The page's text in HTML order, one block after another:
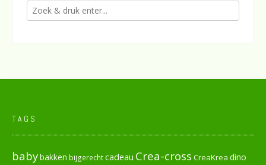
TAGS
baby bakken bijgerechtcadeau Crea-cross CreaKrea dino